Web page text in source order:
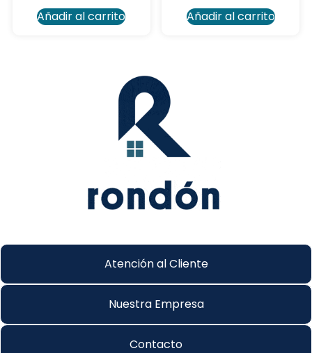
Añadir al carrito
Añadir al carrito
Atención al Cliente
Nuestra Empresa
Contacto